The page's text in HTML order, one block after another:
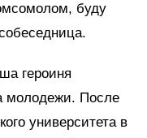
буду
героиня
молодежи. После
университета в